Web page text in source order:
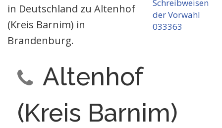
in Deutschland zu Altenhof
(Kreis Barnim) in
Brandenburg.
Altenhof
(Kreis Barnim)